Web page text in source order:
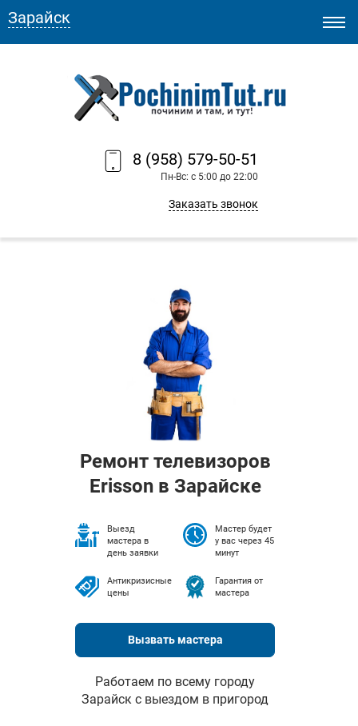
8 (958) 579-50-51
Пн-Вс: с 5:00 до 22:00
Заказать звонок
Зарайск
Ремонт телевизоров
Erisson в Зарайске
Выезд
мастера в
день заявки
Мастер будет
у вас через 45
минут
Антикризисные
цены
Гарантия от
мастера
Вызвать мастера
Работаем по всему городу
Зарайск с выездом в пригород